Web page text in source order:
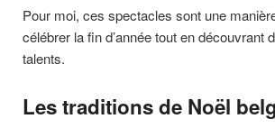
Pour moi, ces spectacles sont une
célébrer la fin d’année tout en découvrant
talents.
Les traditions de Noël